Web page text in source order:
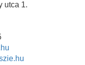
utca 1.